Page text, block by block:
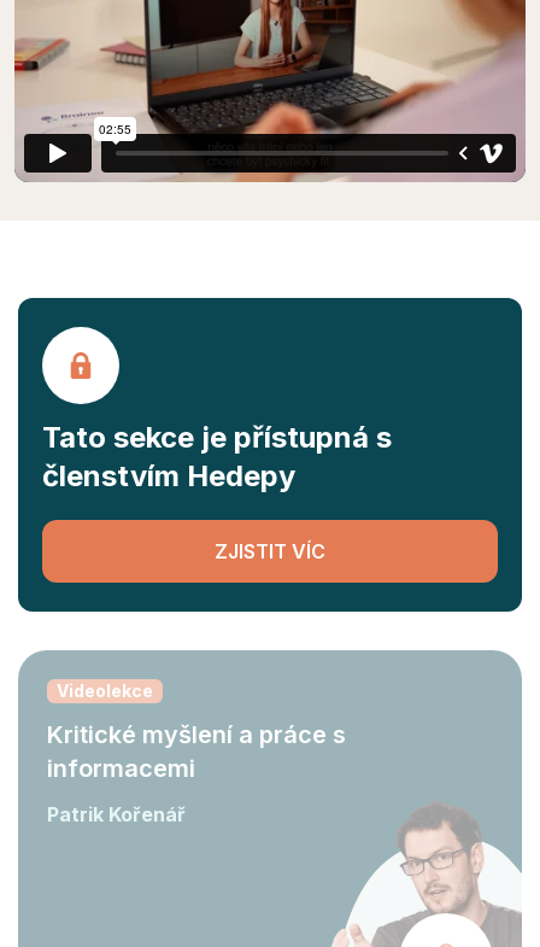
Tato sekce je přístupná s
členstvím Hedepy
ZJISTIT VÍC
Videolekce
Kritické myšlení a práce s
informacemi
Patrik Kořenář